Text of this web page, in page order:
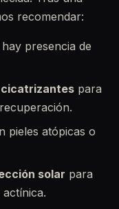
recomendar:
presencia de
cicatrizantes para
pieles atópicas o
solar para